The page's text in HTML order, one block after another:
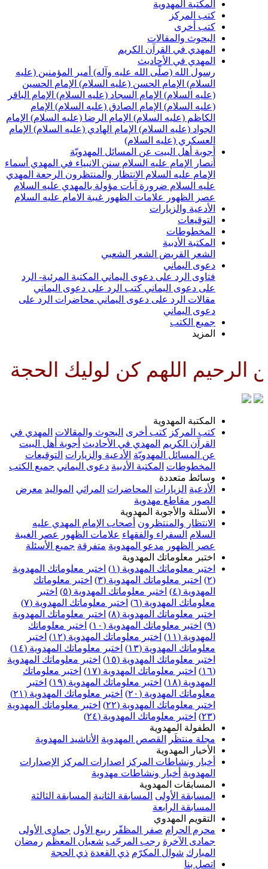
المهدوية
والمقالات
في القرآن الكريم
في الأحاديث
الله (صلّى الله عليه وآله) أمير المؤمنين (عليه
الإمام الحسن (عليه السلام) الإمام الحسين
الإمام السجاد (عليه السلام) الإمام الباقر
الإمام الصادق (عليه السلام) الإمام
(عليه السلام) الإمام الرضا (عليه السلام) الإمام
(عليه السلام) الإمام الهادي (عليه السلام) الإمام
(عليه السلام)
أهل البيت عن المسائل المهدويّة
الإمام عليه السلامسنن الانبياء في المهديأسماء
عليه السلامالانتظار والمنتظرونالرجعةالمهدي
السلام ضرورة آيات مؤولة بالمهدي عليه السلام
علامات الظهورغيبة الامام عليه السلام
والزيارات
الأدبية
الشعر الشعبي
اليماني
الرد على دعوى اليماني المكتبة المرئية- الرد
دعوى اليماني كتب الرد على دعوى اليماني
الرد على دعوى اليماني محاضرات الرد على
كن لوليك الحجة بن الحسن
المهدوية
كتب أخرى البحوث والمقالات المهدي في
المهدي في الأحاديث أجوبة أهل البيت
المسائل المهدويّة الأدعية والزيارات التوقيعات
المكتبة الأدبية دعوى اليماني جميع الكتب
متعددة
الزيارات المحاضرات المراثي المواليد معرض
مقاطع مهدوية
والأجوبة المهدوية
والمنتظرون أصحاب الإمام المهدي عليه
السفراء والفقهاء علامات الظهور عصر الغيبة
مدعو المهدوية متفرقة جميع الأسئلة
معلوماتك المهدوية
معلوماتك المهدوية (١)
اختبر معلوماتك المهدوية
اختبر معلوماتك المهدوية (٣)
اختبر معلوماتك
اختبر معلوماتك المهدوية (٥)
اختبر
المهدوية (٦)
اختبر معلوماتك المهدوية (٧)
معلوماتك المهدوية (٨)
اختبر معلوماتك المهدوية
اختبر معلوماتك المهدوية (١٠)
اختبر معلوماتك
اختبر معلوماتك المهدوية (١٢)
اختبر
المهدوية (١٣)
اختبر معلوماتك المهدوية (١٤)
معلوماتك المهدوية (١٥)
اختبر معلوماتك المهدوية
اختبر معلوماتك المهدوية (١٧)
اختبر معلوماتك
اختبر معلوماتك المهدوية (١٩)
اختبر
المهدوية (٢٠)
اختبر معلوماتك المهدوية (٢١)
معلوماتك المهدوية (٢٢)
اختبر معلوماتك المهدوية
اختبر معلوماتك المهدوية (٢٤)
المهدوية
منتظَر
القصص المهدوية الأناشيد المهدوية
المهدوية
ونشاطات المركز اصدارات المركز الإصدارات
أخبار ونشاطات مهدوية
المهدوية
الأولى المسابقة الثانية المسابقة الثالثة
الرابعة
المهدوي
الحرام
صفر المظفّر ربيع الأول جمادى الأولى
رجب المرجّب شعبان المعظّم رمضان
شوال المكرّم ذي القعدة ذي الحجة